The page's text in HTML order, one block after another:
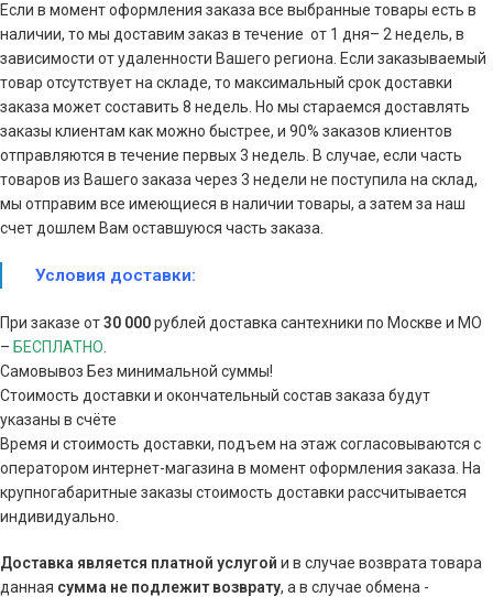
Если в момент оформления заказа все выбранные товары есть в
наличии, то мы доставим заказ в течение от 1 дня– 2 недель, в
зависимости от удаленности Вашего региона. Если заказываемый
товар отсутствует на складе, то максимальный срок доставки
заказа может составить 8 недель. Но мы стараемся доставлять
заказы клиентам как можно быстрее, и 90% заказов клиентов
отправляются в течение первых 3 недель. В случае, если часть
товаров из Вашего заказа через 3 недели не поступила на склад,
мы отправим все имеющиеся в наличии товары, а затем за наш
счет дошлем Вам оставшуюся часть заказа.
Условия доставки:
При заказе от30 000рублей доставка сантехники по Москве и МО
– БЕСПЛАТНО
Самовывоз Без минимальной суммы!
Стоимость доставки и окончательный состав заказа будут
указаны в счёте
Время и стоимость доставки, подъем на этаж согласовываются с
оператором интернет-магазина в момент оформления заказа. На
крупногабаритные заказы стоимость доставки рассчитывается
индивидуально.
Доставка является платной услугой и в случае возврата товара
данная сумма не подлежит возврату, а в случае обмена -